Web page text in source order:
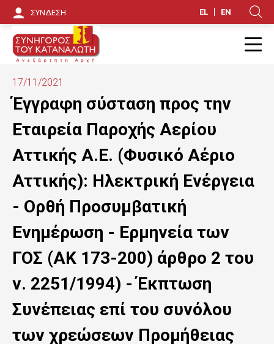
ΣΥΝΔΕΣΗ EL EN
17/11/2021
Έγγραφη σύσταση προς την
Εταιρεία Παροχής Αερίου
Αττικής Α.Ε. (Φυσικό Αέριο
Αττικής): Ηλεκτρική Ενέργεια
- Ορθή Προσυμβατική
Ενημέρωση - Ερμηνεία των
ΓΟΣ (ΑΚ 173-200) άρθρο 2 του
ν. 2251/1994) - Έκπτωση
Συνέπειας επί του συνόλου
των χρεώσεων Προμήθειας